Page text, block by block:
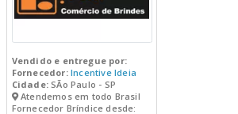
Vendido e entregue por:
Fornecedor: Incentive Ideia
Cidade:SÃo Paulo - SP
Atendemos em todo Brasil
Fornecedor Bríndice desde: